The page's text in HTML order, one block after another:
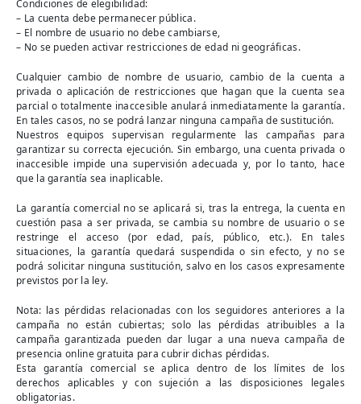
Condiciones de elegibilidad:
– La cuenta debe permanecer pública.
– El nombre de usuario no debe cambiarse,
– No se pueden activar restricciones de edad ni geográficas.
Cualquier cambio de nombre de usuario, cambio de la cuenta a
privada o aplicación de restricciones que hagan que la cuenta sea
parcial o totalmente inaccesible anulará inmediatamente la garantía.
En tales casos, no se podrá lanzar ninguna campaña de sustitución.
Nuestros equipos supervisan regularmente las campañas para
garantizar su correcta ejecución. Sin embargo, una cuenta privada o
inaccesible impide una supervisión adecuada y, por lo tanto, hace
que la garantía sea inaplicable.
La garantía comercial no se aplicará si, tras la entrega, la cuenta en
cuestión pasa a ser privada, se cambia su nombre de usuario o se
restringe el acceso (por edad, país, público, etc.). En tales
situaciones, la garantía quedará suspendida o sin efecto, y no se
podrá solicitar ninguna sustitución, salvo en los casos expresamente
previstos por la ley.
Nota: las pérdidas relacionadas con los seguidores anteriores a la
campaña no están cubiertas; solo las pérdidas atribuibles a la
campaña garantizada pueden dar lugar a una nueva campaña de
presencia online gratuita para cubrir dichas pérdidas.
Esta garantía comercial se aplica dentro de los límites de los
derechos aplicables y con sujeción a las disposiciones legales
obligatorias.